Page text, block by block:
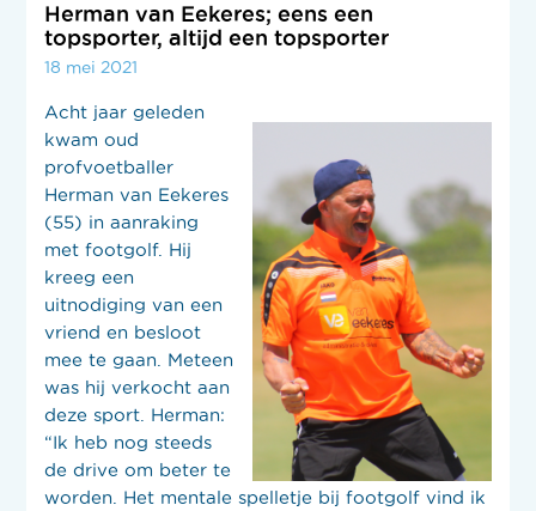
Herman van Eekeres; eens een
topsporter, altijd een topsporter
18 mei 2021
Acht jaar geleden
kwam oud
profvoetballer
Herman van Eekeres
(55) in aanraking
met footgolf. Hij
kreeg een
uitnodiging van een
vriend en besloot
mee te gaan. Meteen
was hij verkocht aan
deze sport. Herman:
“Ik heb nog steeds
de drive om beter te
worden. Het mentale spelletje bij footgolf vind ik